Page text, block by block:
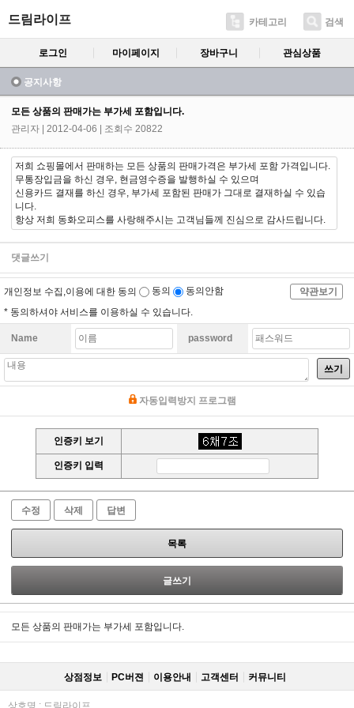
드림라이프 카테고리 검색
로그인 마이페이지 장바구니 관심상품
공지사항
모든 상품의 판매가는 부가세 포함입니다.
관리자 | 2012-04-06 | 조회수 20822
저희 쇼핑몰에서 판매하는 모든 상품의 판매가격은 부가세 포함 가격입니다.
무통장입금을 하신 경우, 현금영수증을 발행하실 수 있으며
신용카드 결재를 하신 경우, 부가세 포함된 판매가 그대로 결재하실 수 있습
니다.
항상 저희 동화오피스를 사랑해주시는 고객님들께 진심으로 감사드립니다.
댓글쓰기
개인정보 수집,이용에 대한 동의 동의 동의안함
약관보기
* 동의하셔야 서비스를 이용하실 수 있습니다.
Name password
쓰기
자동입력방지 프로그램
인증키 보기
인증키 입력
수정 삭제 답변
목록
글쓰기
모든 상품의 판매가는 부가세 포함입니다.
상점정보 PC버젼 이용안내 고객센터 커뮤니티
상호명 : 드림라이프